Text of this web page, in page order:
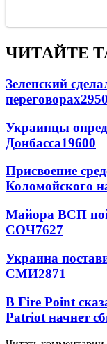
ЧИТАЙТЕ
Зеленский
переговорах
Украинцы
Донбасса19600
Присвоение
Коломойского
Майора ВСП
СОЧ7627
Украина
СМИ2871
В Fire Point
Patriot начнет